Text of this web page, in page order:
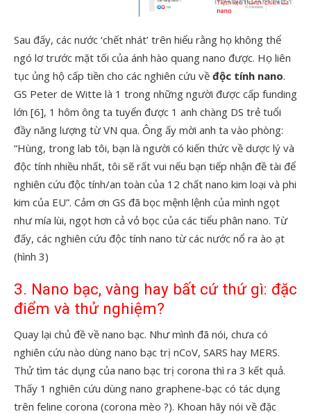
Sau đấy, các nước ‘chết nhát’ trên hiểu rằng họ không thể
ngó lơ trước mặt tối của ánh hào quang nano được. Họ liên
tục ủng hộ cấp tiền cho các nghiên cứu về độc tính nano.
GS Peter de Witte là 1 trong những người được cấp funding
lớn [6], 1 hôm ông ta tuyển được 1 anh chàng DS trẻ tuổi
đầy năng lượng từ VN qua. Ông ấy mời anh ta vào phòng:
“Hùng, trong lab tôi, bạn là người có kiến thức về dược lý và
độc tính nhiều nhất, tôi sẽ rất vui nếu bạn tiếp nhận đề tài để
nghiên cứu độc tính/an toàn của 12 chất nano kim loại và phi
kim của EU”. Cảm ơn GS đã bọc mệnh lệnh của mình ngọt
như mía lùi, ngọt hơn cả vỏ bọc của các tiểu phân nano. Từ
đấy, các nghiên cứu độc tính nano từ các nước nổ ra ào ạt
(hình 3)
3. Nano bạc, vàng hay bất cứ thứ gì: đặc
điểm và thử nghiệm?
Quay lại chủ đề về nano bạc. Như mình đã nói, chưa có
nghiên cứu nào dùng nano bạc trị nCoV, SARS hay MERS.
Thử tìm tác dụng của nano bạc trị corona thì ra 3 kết quả.
Thấy 1 nghiên cứu dùng nano graphene-bạc có tác dụng
trên feline corona (corona mèo ?). Khoan hãy nói về đặc